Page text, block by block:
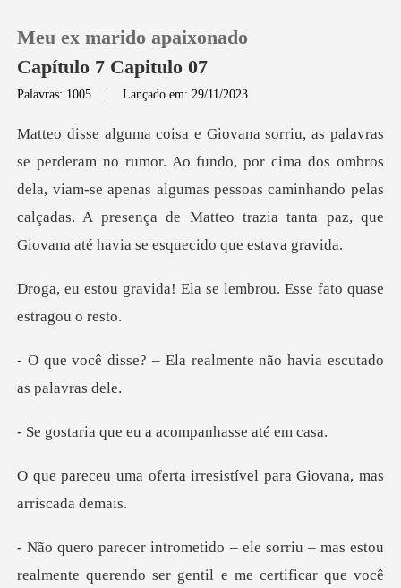
0
Loja
Sair
Meu ex marido apaixonado
Capítulo 7 Capitulo 07
Palavras: 1005 |Lançado em: 29/11/2023
por cima dos ombros
dela, viam-se apenas algumas pessoas caminhando pelas
calçadas. A pr
Ela se lembrou. Esse fato
a realmente não havia es
e eu a acompanha
irresistível para Giovana
– mas estou
realmente querendo ser gentil e